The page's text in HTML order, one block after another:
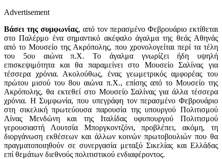
Advertisement
Βάσει της συμφωνίας, από τον περασμένο Φεβρουάριο εκτίθεται
στο Παλέρμο ένα σημαντικό ακέφαλο άγαλμα της θεάς Αθηνάς
από το Μουσείο της Ακρόπολης, που χρονολογείται περί τα τέλη
του 5ου αιώνα π.Χ. Το άγαλμα γνωρίζει ήδη υψηλή
επισκεψιμότητα και θα παραμείνει στο Μουσείο Σαλίνας για
τέσσερα χρόνια. Ακολούθως, ένας γεωμετρικός αμφορέας του
πρώτου μισού του 8ου αιώνα π.Χ., επίσης από το Μουσείο της
Ακρόπολης, θα εκτεθεί στο Μουσείο Σαλίνας για άλλα τέσσερα
χρόνια. Η Συμφωνία, που υπεγράφη τον περασμένο Φεβρουάριο
στη σικελική πρωτεύουσα παρουσία της υπουργού Πολιτισμού
Λίνας Μενδώνη και της Ιταλίδας υφυπουργού Πολιτισμού
γερουσιαστή Λουτσία Μποργκοντζόνι, προβλέπει, ακόμη, τη
διοργάνωση εκθέσεων και άλλων κοινών πρωτοβουλιών που θα
πραγματοποιηθούν σε συνεργασία μεταξύ Σικελίας και Ελλάδας
επί θεμάτων διεθνούς πολιτιστικού ενδιαφέροντος.